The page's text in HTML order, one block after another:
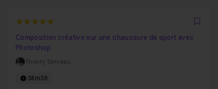
5
Composition créative sur une chaussure de sport avec
Photoshop
Thierry Serveau
38m38